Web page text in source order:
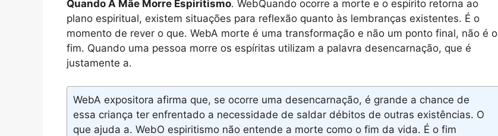
Quando A Mãe Morre Espiritismo. WebQuando ocorre a morte e o espírito retorna ao
plano espiritual, existem situações para reflexão quanto às lembranças existentes. É o
momento de rever o que. WebA morte é uma transformação e não um ponto final, não é o
fim. Quando uma pessoa morre os espíritas utilizam a palavra desencarnação, que é
justamente a.
WebA expositora afirma que, se ocorre uma desencarnação, é grande a chance de
essa criança ter enfrentado a necessidade de saldar débitos de outras existências. O
que ajuda a. WebO espiritismo não entende a morte como o fim da vida. É o fim